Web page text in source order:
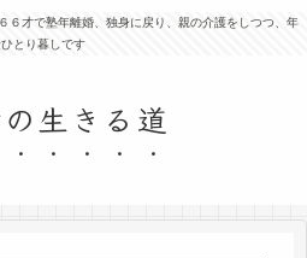
６才で塾年離婚、独身に戻り、親の介護をしつつ、年
とり暮しです
生きる道